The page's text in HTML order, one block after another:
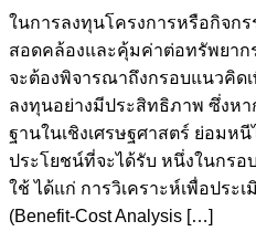
ในการลงทุนโครงการหรือกิจก
สอดคล้องและคุ้มค่าต่อทรัพยาก
จะต้องพิจารณาถึงกรอบแนวคิด
ลงทุนอย่างมีประสิทธิภาพ ซึ่งห
ฐานในเชิงเศรษฐศาสตร์ ย่อมห
ประโยชน์ที่จะได้รับ หนึ่งในกรอ
ใช้ ได้แก่ การวิเคราะห์เพื่อปร
(Benefit-Cost Analysis […]